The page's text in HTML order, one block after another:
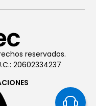
de 8:00am
Vastec
de 8:00am
reservados.
20602334237